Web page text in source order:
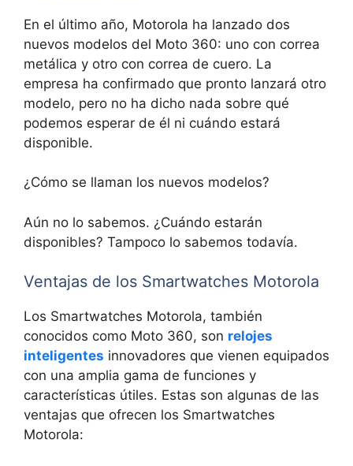
En el último año, Motorola ha lanzado dos
nuevos modelos del Moto 360: uno con correa
metálica y otro con correa de cuero. La
empresa ha confirmado que pronto lanzará otro
modelo, pero no ha dicho nada sobre qué
podemos esperar de él ni cuándo estará
disponible.
¿Cómo se llaman los nuevos modelos?
Aún no lo sabemos. ¿Cuándo estarán
disponibles? Tampoco lo sabemos todavía.
Ventajas de los Smartwatches Motorola
Los Smartwatches Motorola, también
conocidos como Moto 360, son relojes
inteligentes innovadores que vienen equipados
con una amplia gama de funciones y
características útiles. Estas son algunas de las
ventajas que ofrecen los Smartwatches
Motorola: